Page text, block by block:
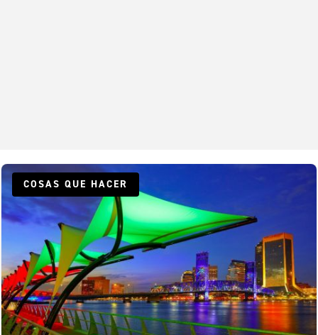
Zona centro de Jacksonville
COSAS QUE HACER